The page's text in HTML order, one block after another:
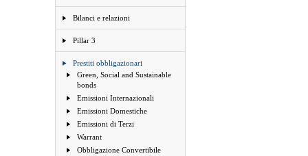
Bilanci e relazioni
Pillar 3
Prestiti obbligazionari
Green, Social and Sustainable
bonds
Emissioni Internazionali
Emissioni Domestiche
Emissioni di Terzi
Warrant
Obbligazione Convertibile